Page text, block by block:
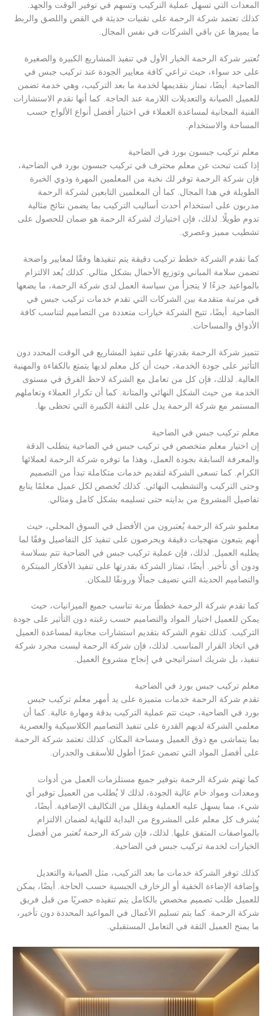
المعدات التي تسهل عملية التركيب وتسهم في توفير الوقت والجهد.
كذلك تعتمد شركة الرحمة على تقنيات حديثة في القص واللصق والربط
ما يميزها عن باقي الشركات في نفس المجال.
تُعتبر شركة الرحمة الخيار الأول في تنفيذ المشاريع الكبيرة والصغيرة
على حد سواء، حيث تراعي كافة معايير الجودة عند تركيب جبس في
الضاحية. أيضًا، تمتاز بتقديمها لخدمة ما بعد التركيب، وهي خدمة تضمن
للعميل الصيانة والتعديلات اللازمة عند الحاجة. كما أنها تقدم الاستشارات
الفنية المجانية لمساعدة العملاء في اختيار أفضل أنواع الألواح حسب
المساحة والاستخدام.
معلم تركيب جبسون بورد في الضاحية
إذا كنت تبحث عن معلم محترف في تركيب جبسون بورد في الضاحية،
فإن شركة الرحمة توفر لك نخبة من المعلمين المهرة وذوي الخبرة
الطويلة في هذا المجال. كما أن المعلمين التابعين لشركة الرحمة
مدربون على استخدام أحدث أساليب التركيب بما يضمن نتائج مثالية
تدوم طويلًا. لذلك، فإن اختيارك لشركة الرحمة هو ضمان للحصول على
تشطيب مميز وعصري.
كما تقدم الشركة خطط تركيب دقيقة يتم تنفيذها وفقًا لمعايير واضحة
تضمن سلامة المباني وتوزيع الأحمال بشكل مثالي. كذلك يُعد الالتزام
بالمواعيد جزءًا لا يتجزأ من سياسة العمل لدى شركة الرحمة، ما يضعها
في مرتبة متقدمة بين الشركات التي تقدم خدمات تركيب جبس في
الضاحية. أيضًا، تتيح الشركة خيارات متعددة من التصاميم لتناسب كافة
الأذواق والمساحات.
تتميز شركة الرحمة بقدرتها على تنفيذ المشاريع في الوقت المحدد دون
التأثير على جودة الخدمة، حيث أن كل معلم لديها يتمتع بالكفاءة والمهنية
العالية. لذلك، فإن كل من تعامل مع الشركة لاحظ الفرق في مستوى
الخدمة من حيث الشكل النهائي والمتانة. كما أن تكرار العملاء وتعاملهم
المستمر مع شركة الرحمة يدل على الثقة الكبيرة التي تحظى بها.
معلم تركيب جبس في الضاحية
إن اختيار معلم متخصص في تركيب جبس في الضاحية يتطلب الدقة
والمعرفة السابقة بجودة العمل، وهذا ما توفره شركة الرحمة لعملائها
الكرام. كما تسعى الشركة لتقديم خدمات متكاملة تبدأ من التصميم
وحتى التركيب والتشطيب النهائي. كذلك تُخصص لكل عميل معلمًا يتابع
تفاصيل المشروع من بدايته حتى تسليمه بشكل كامل ومثالي.
معلمو شركة الرحمة يُعتبرون من الأفضل في السوق المحلي، حيث
أنهم يتبعون منهجيات دقيقة ويحرصون على تنفيذ كل التفاصيل وفقًا لما
يطلبه العميل. لذلك، فإن عملية تركيب جبس في الضاحية تتم بسلاسة
ودون أي تأخير. أيضًا، تمتاز الشركة بقدرتها على تنفيذ الأفكار المبتكرة
والتصاميم الحديثة التي تضيف جمالًا ورونقًا للمكان.
كما تقدم شركة الرحمة خططًا مرنة تناسب جميع الميزانيات، حيث
يمكن للعميل اختيار المواد والتصاميم حسب رغبته دون التأثير على جودة
التركيب. كذلك تقوم الشركة بتقديم استشارات مجانية لمساعدة العميل
في اتخاذ القرار المناسب. لذلك، فإن شركة الرحمة ليست مجرد شركة
تنفيذ، بل شريك استراتيجي في إنجاح مشروع العميل.
معلم تركيب جبس بورد في الضاحية
تقدم شركة الرحمة خدمات متميزة على يد أمهر معلم تركيب جبس
بورد في الضاحية، حيث تتم عملية التركيب بدقة ومهارة عالية. كما أن
معلمي الشركة لديهم القدرة على تنفيذ التصاميم الكلاسيكية والعصرية
بما يتماشى مع ذوق العميل ومساحة المكان. كذلك تعتمد شركة الرحمة
على أفضل المواد التي تضمن عمرًا أطول للأسقف والجدران.
كما تهتم شركة الرحمة بتوفير جميع مستلزمات العمل من أدوات
ومعدات ومواد خام عالية الجودة، لذلك لا يُطلب من العميل توفير أي
شيء، مما يسهل عليه العملية ويقلل من التكاليف الإضافية. أيضًا،
يُشرف كل معلم على المشروع من البداية للنهاية لضمان الالتزام
بالمواصفات المتفق عليها. لذلك، فإن شركة الرحمة تُعتبر من أفضل
الخيارات لخدمة تركيب جبس في الضاحية.
كذلك توفر الشركة خدمات ما بعد التركيب، مثل الصيانة والتعديل
وإضافة الإضاءة الخفية أو الزخارف الجبسية حسب الحاجة. أيضًا، يمكن
للعميل طلب تصميم مخصص بالكامل يتم تنفيذه حصريًا من قبل فريق
شركة الرحمة. كما يتم تسليم الأعمال في المواعيد المحددة دون تأخير،
ما يمنح العميل الثقة في التعامل المستقبلي.